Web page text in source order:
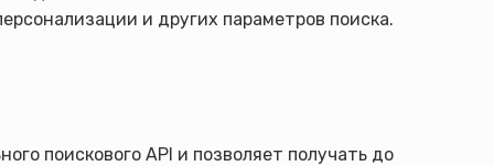
и других параметров поиска.
поискового API и позволяет получать до